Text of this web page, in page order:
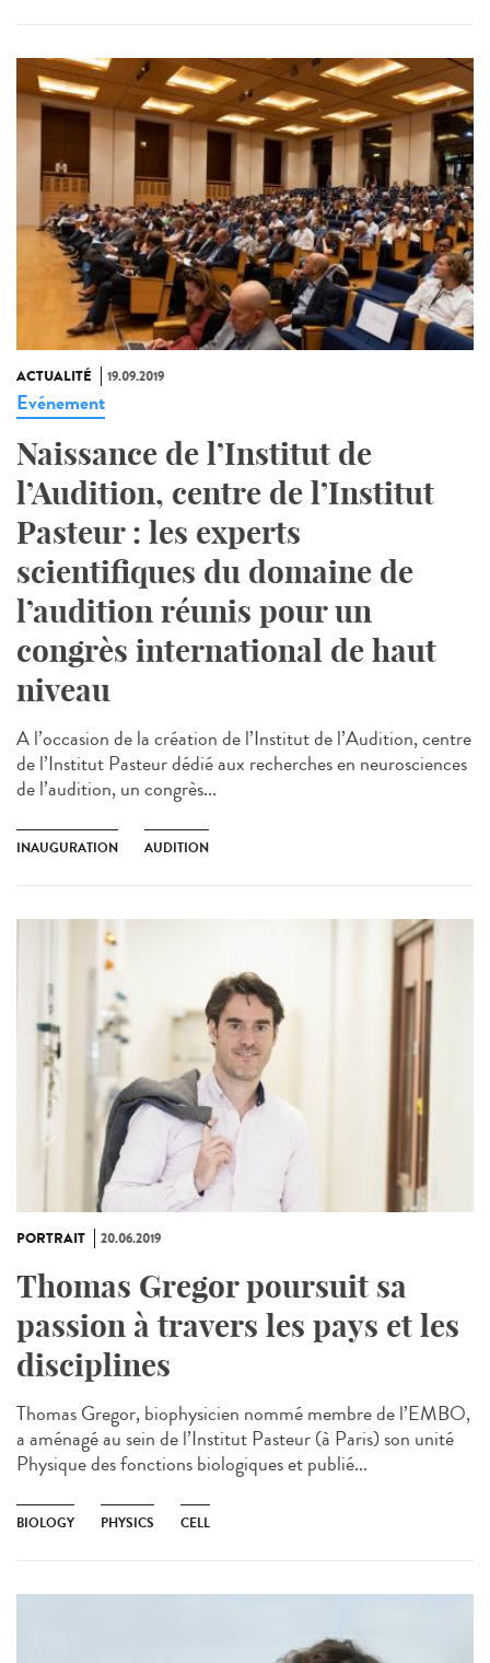
ACTUALITÉ 19.09.2019
Evénement
Naissance de l’Institut de
l’Audition, centre de l’Institut
Pasteur : les experts
scientifiques du domaine de
l’audition réunis pour un
congrès international de haut
niveau
A l’occasion de la création de l’Institut de l’Audition, centre
de l’Institut Pasteur dédié aux recherches en neurosciences
de l’audition, un congrès...
INAUGURATION AUDITION
PORTRAIT 20.06.2019
Thomas Gregor poursuit sa
passion à travers les pays et les
disciplines
Thomas Gregor, biophysicien nommé membre de l’EMBO,
a aménagé au sein de l’Institut Pasteur (à Paris) son unité
Physique des fonctions biologiques et publié...
BIOLOGY PHYSICS CELL